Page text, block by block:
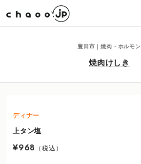
豊田市｜焼肉・ホルモン
焼肉けしき
ディナー
上タン塩
¥968 （税込）